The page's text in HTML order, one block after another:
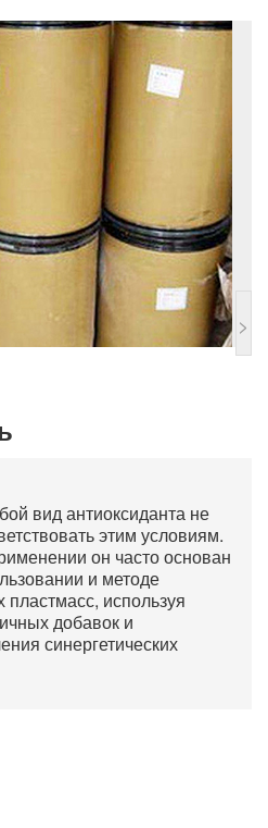
>
вид антиоксиданта не
этим условиям.
он часто основан
и методе
используя
добавок и
синергетических